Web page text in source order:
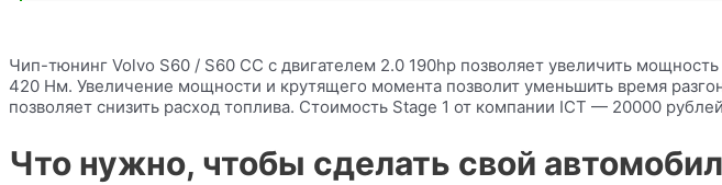
Чип-тюнинг Volvo S60 / S60 CC с двигателем 2.0 190hp позволяет увеличить
420 Нм. Увеличение мощности и крутящего момента позволит уменьшить время
позволяет снизить расход топлива. Стоимость Stage 1 от компании ICT — 20000
Что нужно, чтобы сделать свой